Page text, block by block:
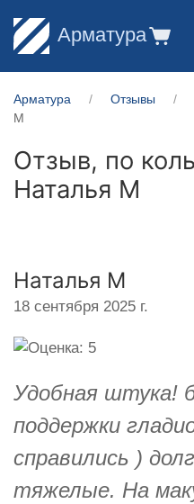
Арматура
Арматура Отзывы
М
Отзыв, по
Наталья М
Наталья М
18 сентября 2025 г.
Удобная штука!
поддержки
справились )
тяжелые. На